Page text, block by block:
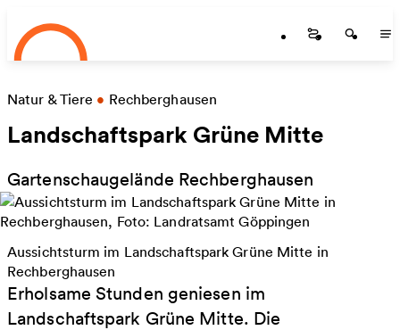
Zum Hauptinhalt springen
Startseite
Natur & Tiere • Rechberghausen
Landschaftspark Grüne Mitte
Gartenschaugelände Rechberghausen
Aussichtsturm im Landschaftspark Grüne Mitte in
Rechberghausen
Erholsame Stunden geniesen im
Landschaftspark Grüne Mitte. Die